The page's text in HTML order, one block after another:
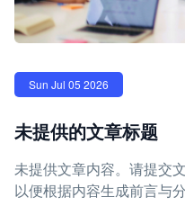
Sun Jul 05 2026
未提供的文章标题
未提供文章内容。请提交
以便根据内容生成前言与分